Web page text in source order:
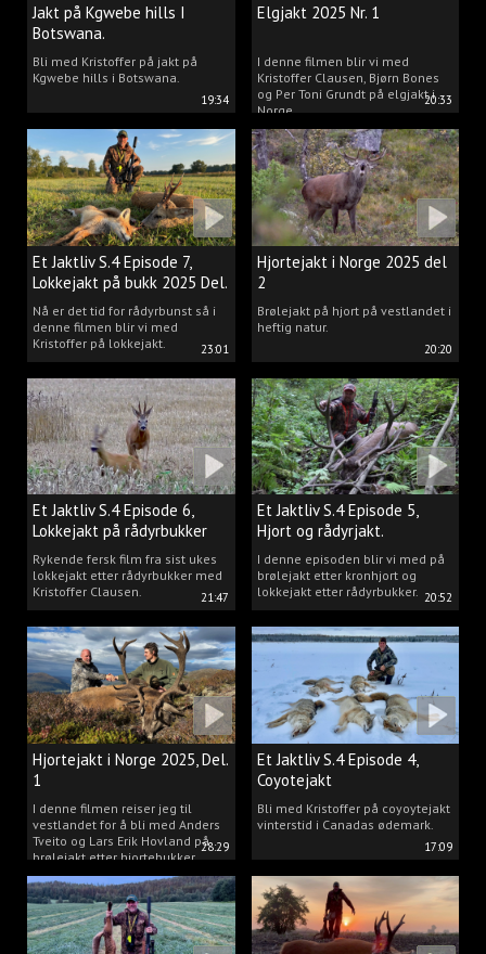
19:34
Jakt på Kgwebe hills I
Botswana.
Bli med Kristoffer på jakt på
Kgwebe hills i Botswana.
20:33
Elgjakt 2025 Nr. 1
I denne filmen blir vi med
Kristoffer Clausen, Bjørn Bones
og Per Toni Grundt på elgjakt i
Norge.
23:01
Et Jaktliv S.4 Episode 7,
Lokkejakt på bukk 2025 Del.
2
Nå er det tid for rådyrbunst så i
denne filmen blir vi med
Kristoffer på lokkejakt.
20:20
Hjortejakt i Norge 2025 del
2
Brølejakt på hjort på vestlandet i
heftig natur.
21:47
Et Jaktliv S.4 Episode 6,
Lokkejakt på rådyrbukker
2025 Del.1
Rykende fersk film fra sist ukes
lokkejakt etter rådyrbukker med
Kristoffer Clausen.
20:52
Et Jaktliv S.4 Episode 5,
Hjort og rådyrjakt.
I denne episoden blir vi med på
brølejakt etter kronhjort og
lokkejakt etter rådyrbukker.
28:29
Hjortejakt i Norge 2025, Del.
1
I denne filmen reiser jeg til
vestlandet for å bli med Anders
Tveito og Lars Erik Hovland på
brølejakt etter hjortebukker.
17:09
Et Jaktliv S.4 Episode 4,
Coyotejakt
Bli med Kristoffer på coyoytejakt
vinterstid i Canadas ødemark.